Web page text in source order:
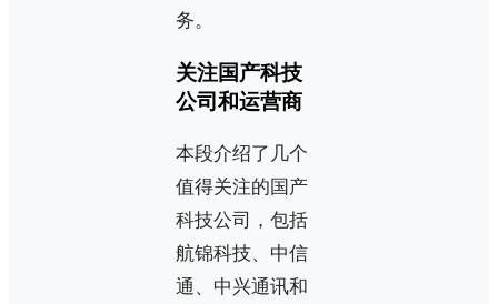
务。
关注国产科技
公司和运营商
本段介绍了几个
值得关注的国产
科技公司，包括
航锦科技、中信
通、中兴通讯和